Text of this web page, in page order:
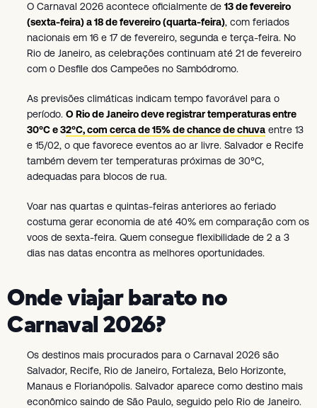
O Carnaval 2026 acontece oficialmente de 13 de fevereiro
(sexta-feira) a 18 de fevereiro (quarta-feira), com feriados
nacionais em 16 e 17 de fevereiro, segunda e terça-feira. No
Rio de Janeiro, as celebrações continuam até 21 de fevereiro
com o Desfile dos Campeões no Sambódromo.
As previsões climáticas indicam tempo favorável para o
período. O Rio de Janeiro deve registrar temperaturas entre
30°C e 32°C, com cerca de 15% de chance de chuva entre 13
e 15/02, o que favorece eventos ao ar livre. Salvador e Recife
também devem ter temperaturas próximas de 30°C,
adequadas para blocos de rua.
Voar nas quartas e quintas-feiras anteriores ao feriado
costuma gerar economia de até 40% em comparação com os
voos de sexta-feira. Quem consegue flexibilidade de 2 a 3
dias nas datas encontra as melhores oportunidades.
Onde viajar barato no
Carnaval 2026?
Os destinos mais procurados para o Carnaval 2026 são
Salvador, Recife, Rio de Janeiro, Fortaleza, Belo Horizonte,
Manaus e Florianópolis. Salvador aparece como destino mais
econômico saindo de São Paulo, seguido pelo Rio de Janeiro.